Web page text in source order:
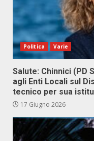
Politica Varie
Salute: Chinnici (PD
agli Enti Locali sul
tecnico per sua
17 Giugno 2026